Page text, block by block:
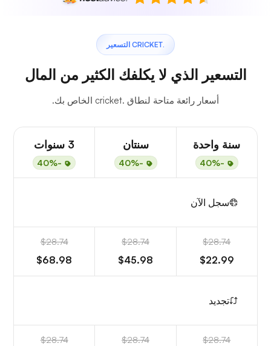
.CRICKET التسعير
التسعير الذي لا يكلفك الكثير من المال
أسعار رائعة متاحة لنطاق .cricket الخاص بك.
سنة واحدة
-40%
سنتان
-40%
3 سنوات
-40%
سجل الآن
$28.74
$22.99
$28.74
$45.98
$28.74
$68.98
تجديد
$28.74
$28.74
$28.74